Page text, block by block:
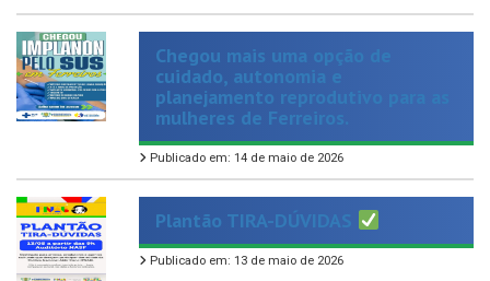
Chegou mais uma opção de
cuidado, autonomia e
planejamento reprodutivo para as
mulheres de Ferreiros.
Publicado em: 14 de maio de 2026
Plantão TIRA-DÚVIDAS
Publicado em: 13 de maio de 2026